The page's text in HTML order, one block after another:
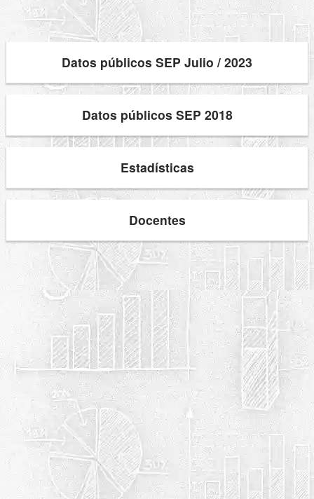
Datos públicos SEP Julio / 2023
Datos públicos SEP 2018
Estadísticas
Docentes